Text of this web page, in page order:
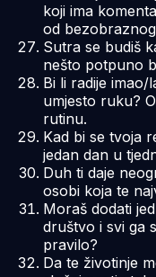
koji ima
od
Sutra se budiš
nešto potpuno
Bi li radije
umjesto ruku?
rutinu.
Kad bi se tvoja
jedan dan u
Duh ti daje
osobi koja te
Moraš dodati
društvo i svi ga
pravilo?
Da te životinje